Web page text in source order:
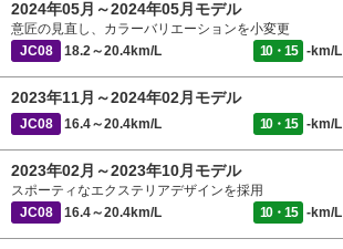
2024年05月～2024年05月モデル
意匠の見直し、カラーバリエーションを小変更
JC08
18.2～20.4km/L 10・15 -km/L
2023年11月～2024年02月モデル
JC08 16.4～20.4km/L 10・15 -km/L
2023年02月～2023年10月モデル
スポーティなエクステリアデザインを採用
JC08
16.4～20.4km/L 10・15 -km/L